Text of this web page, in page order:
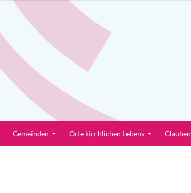
Gemeinden Orte kirchlichen Lebens Glauben